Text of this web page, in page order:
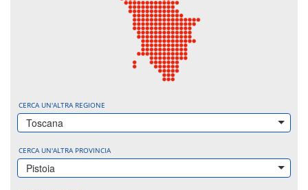
CERCA UN'ALTRA REGIONE
Toscana
CERCA UN'ALTRA PROVINCIA
Pistoia